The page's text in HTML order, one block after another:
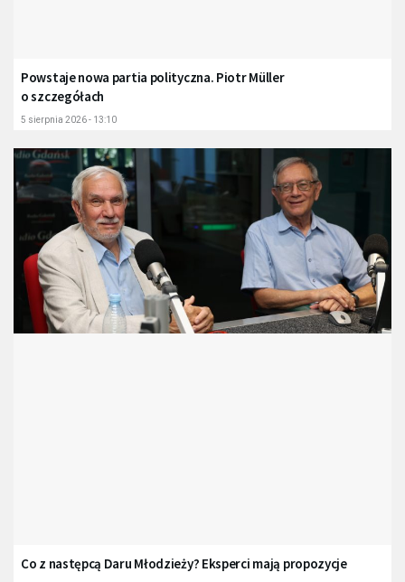
Powstaje nowa partia polityczna. Piotr Müller
o szczegółach
5 sierpnia 2026 - 13:10
Co z następcą Daru Młodzieży? Eksperci mają propozycje